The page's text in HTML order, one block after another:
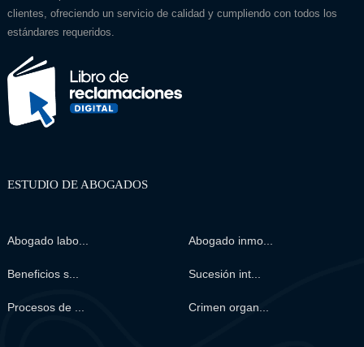
clientes, ofreciendo un servicio de calidad y cumpliendo con todos los
estándares requeridos.
ESTUDIO DE ABOGADOS
Abogado labo... Abogado inmo...
Beneficios s... Sucesión int...
Procesos de ... Crimen organ...